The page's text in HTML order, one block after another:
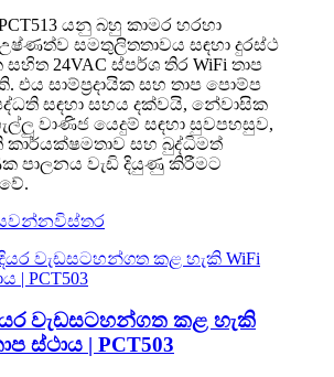
යනු බහු කාමර හරහා
සමතුලිතතාවය සඳහා දුරස්ථ
සහිත 24VAC ස්පර්ශ තිර WiFi තාප
එය සාම්ප්‍රදායික සහ තාප පොම්ප
සඳහා සහය දක්වයි, නේවාසික
වාණිජ යෙදුම් සඳහා සුවපහසුව,
සහ බුද්ධිමත්
පාලනය වැඩි දියුණු කිරීමට
විස්තර
වැඩසටහන්ගත කළ හැකි
ස්ථාය | PCT503